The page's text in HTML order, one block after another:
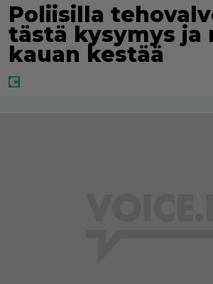
Poliisilla
tästä kysymys ja
kauan kestää